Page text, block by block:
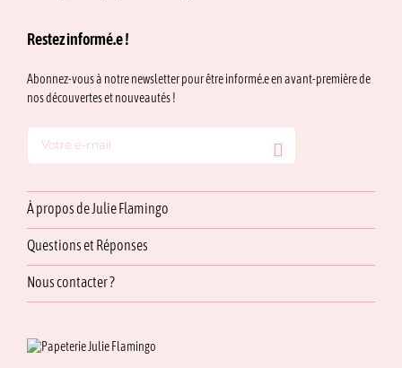
Restez informé.e !
Abonnez-vous à notre newsletter pour être informé.e en avant-première de
nos découvertes et nouveautés !
À propos de Julie Flamingo
Questions et Réponses
Nous contacter ?